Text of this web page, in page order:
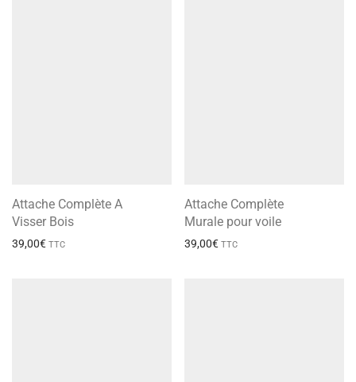
Attache Complète A
Visser Bois
39,00€ TTC
Attache Complète
Murale pour voile
39,00€ TTC